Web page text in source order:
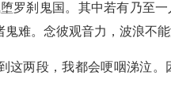
罗刹鬼国。其中若有乃至
难。念彼观音力，波浪不能
这两段，我都会哽咽涕泣